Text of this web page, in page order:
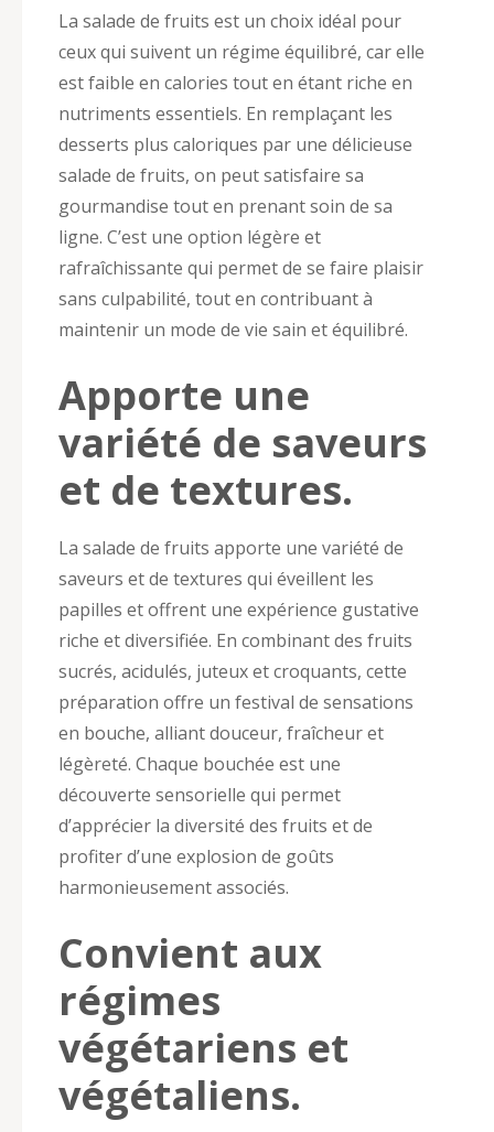
La salade de fruits est un choix idéal pour
ceux qui suivent un régime équilibré, car elle
est faible en calories tout en étant riche en
nutriments essentiels. En remplaçant les
desserts plus caloriques par une délicieuse
salade de fruits, on peut satisfaire sa
gourmandise tout en prenant soin de sa
ligne. C’est une option légère et
rafraîchissante qui permet de se faire plaisir
sans culpabilité, tout en contribuant à
maintenir un mode de vie sain et équilibré.
Apporte une
variété de saveurs
et de textures.
La salade de fruits apporte une variété de
saveurs et de textures qui éveillent les
papilles et offrent une expérience gustative
riche et diversifiée. En combinant des fruits
sucrés, acidulés, juteux et croquants, cette
préparation offre un festival de sensations
en bouche, alliant douceur, fraîcheur et
légèreté. Chaque bouchée est une
découverte sensorielle qui permet
d’apprécier la diversité des fruits et de
profiter d’une explosion de goûts
harmonieusement associés.
Convient aux
régimes
végétariens et
végétaliens.